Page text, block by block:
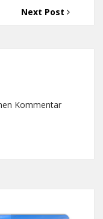
Next Post
Kommentar